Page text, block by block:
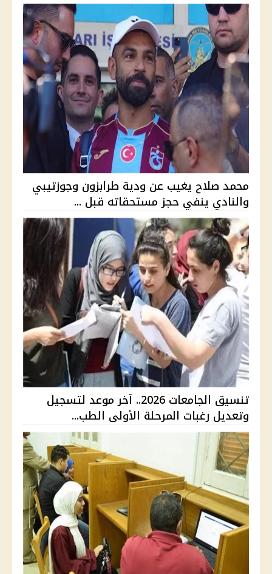
محمد صلاح يغيب عن ودية طرابزون وجوزتيبي
والنادي ينفي حجز مستحقاته قبل ...
تنسيق الجامعات 2026.. آخر موعد لتسجيل
وتعديل رغبات المرحلة الأولى الطب...